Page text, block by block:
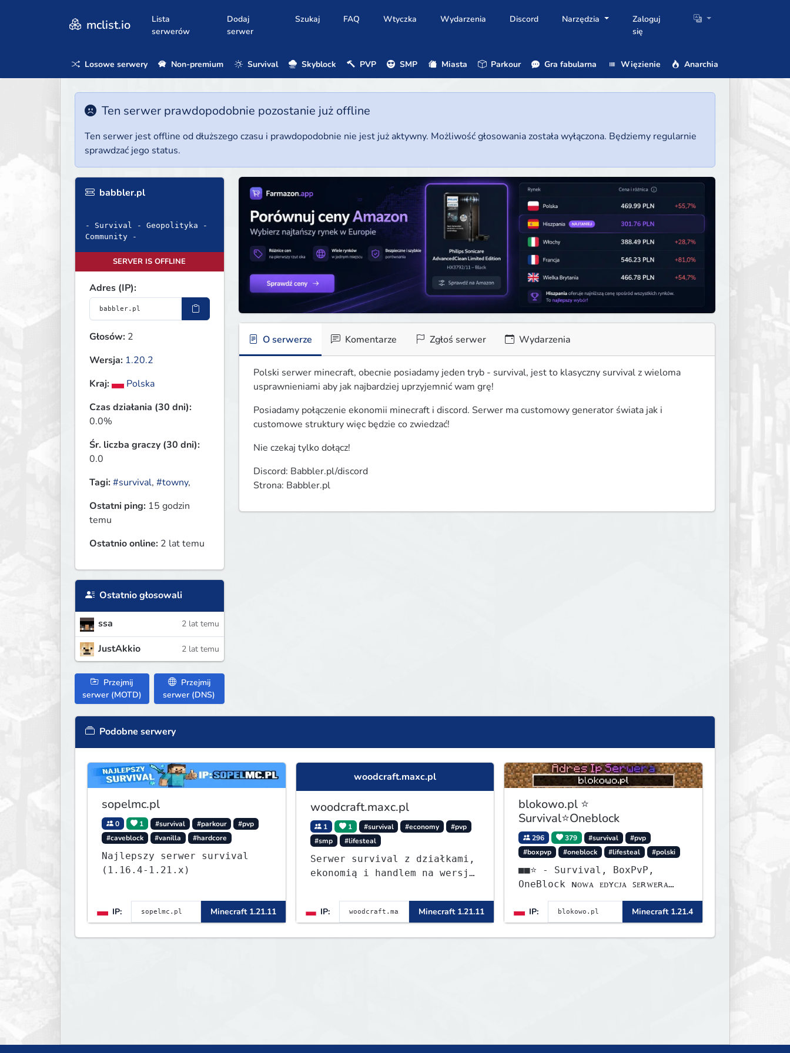
mclist.io
Lista
serwerów
Dodaj
serwer
Szukaj FAQ Wtyczka Wydarzenia Discord Narzędzia
Zaloguj
się
Losowe serwery Non-premium Survival Skyblock PVP SMP Miasta Parkour Gra fabularna Więzienie Anarchia
Ten serwer prawdopodobnie pozostanie już offline
Ten serwer jest offline od dłuższego czasu i prawdopodobnie nie jest już aktywny. Możliwość głosowania została wyłączona. Będziemy regularnie
sprawdzać jego status.
babbler.pl
- Survival - Geopolityka -
Community -
SERVER IS OFFLINE
Adres (IP):
Głosów: 2
Wersja: 1.20.2
Kraj:
Polska
Czas działania (30 dni):
0.0%
Śr. liczba graczy (30 dni):
0.0
Tagi:#survival, #towny,
Ostatni ping: 15 godzin
temu
Ostatnio online: 2 lat temu
Ostatnio głosowali
ssa 2 lat temu
JustAkkio 2 lat temu
Przejmij
serwer (MOTD)
Przejmij
serwer (DNS)
O serwerze Komentarze Zgłoś serwer Wydarzenia
Polski serwer minecraft, obecnie posiadamy jeden tryb - survival, jest to klasyczny survival z wieloma
usprawnieniami aby jak najbardziej uprzyjemnić wam grę!
Posiadamy połączenie ekonomii minecraft i discord. Serwer ma customowy generator świata jak i
customowe struktury więc będzie co zwiedzać!
Nie czekaj tylko dołącz!
Discord: Babbler.pl/discord
Strona: Babbler.pl
Podobne serwery
sopelmc.pl
0 1 #survival #parkour
#pvp
#caveblock
#vanilla #hardcore
Najlepszy serwer survival
(1.16.4-1.21.x)
IP: Minecraft 1.21.11
woodcraft.maxc.pl
woodcraft.maxc.pl
1 1 #survival #economy
#pvp
#smp
#lifesteal
Serwer survival z działkami,
ekonomią i handlem na wersję
IP: Minecraft 1.21.11
blokowo.pl ⭐
Survival⭐Oneblock
296 379 #survival
#pvp
#boxpvp
#oneblock #lifesteal #polski
■■⭐ - Survival, BoxPvP,
OneBlock ɴᴏᴡᴀ ᴇᴅʏᴄᴊᴀ ꜱᴇʀᴡᴇʀᴀ
IP:
Minecraft 1.21.4